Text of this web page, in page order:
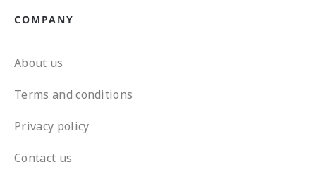
COMPANY
About us
Terms and conditions
Privacy policy
Contact us